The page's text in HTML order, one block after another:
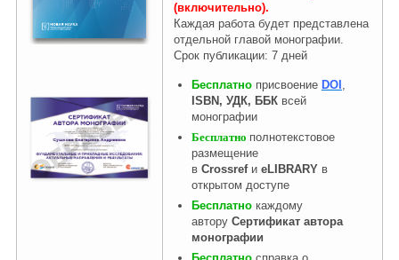
(включительно).
Каждая работа будет представлена
отдельной главой монографии.
Срок публикации: 7 дней
Бесплатноприсвоение DOI ,
ISBN, УДК, ББКвсей
монографии
Бесплатно полнотекстовое
размещение
в Crossrefи eLIBRARYв
открытом доступе
Бесплатнокаждому
автору Сертификат автора
монографии